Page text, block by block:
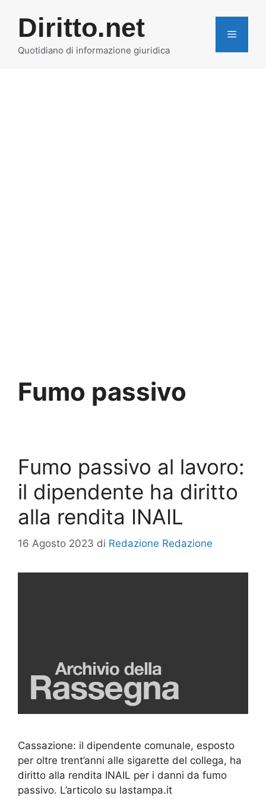
contenuto
Diritto.net
Quotidiano di informazione giuridica
MENU
Fumo passivo
Fumo passivo al lavoro:
il dipendente ha diritto
alla rendita INAIL
16 Agosto 2023 di Redazione Redazione
Cassazione: il dipendente comunale, esposto
per oltre trent’anni alle sigarette del collega, ha
diritto alla rendita INAIL per i danni da fumo
passivo. L’articolo su lastampa.it